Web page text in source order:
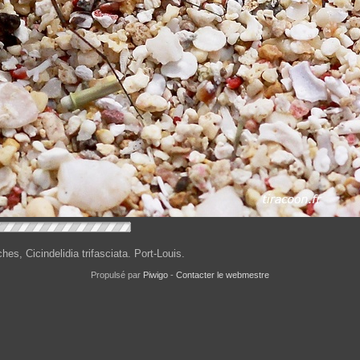
Cicindelidia trifasciata. Port-Louis.
Propulsé par Piwigo - Contacter le webmestre